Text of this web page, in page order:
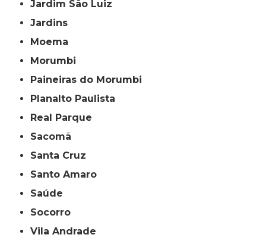
Jardim São Luiz
Jardins
Moema
Morumbi
Paineiras do Morumbi
Planalto Paulista
Real Parque
Sacomã
Santa Cruz
Santo Amaro
Saúde
Socorro
Vila Andrade